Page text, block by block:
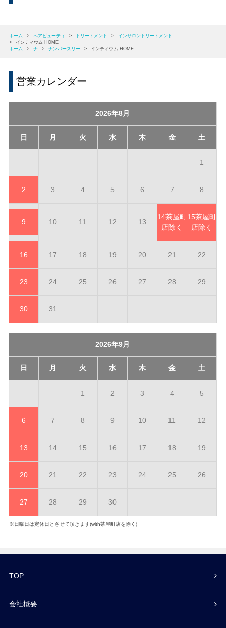
ホーム > ヘアビューティ > トリートメント >
インサロントリートメント
>
インティウム HOME
ホーム
> ナ > ナンバースリー > インティウム HOME
営業カレンダー
2026年8月
日 月 火 水 木 金 土
1
2 3 4 5 6 7 8
9 10 11 12 13
14茶屋町
店除く
15茶屋町
店除く
16 17 18 19 20 21 22
23 24 25 26 27 28 29
30 31
2026年9月
日 月 火 水 木 金 土
1 2 3 4 5
6 7 8 9 10 11 12
13 14 15 16 17 18 19
20 21 22 23 24 25 26
27 28 29 30
※日曜日は定休日とさせて頂きます(with茶屋町店を除く)
TOP
会社概要